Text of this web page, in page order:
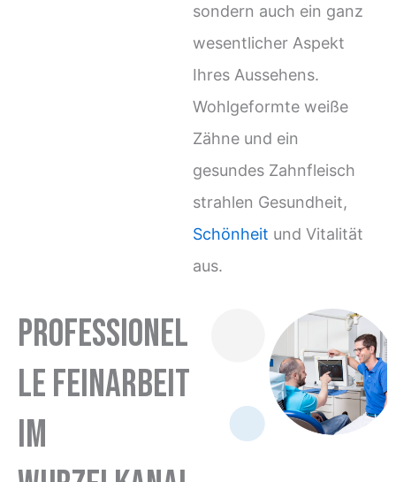
sondern auch ein ganz
wesentlicher Aspekt
Ihres Aussehens.
Wohlgeformte weiße
Zähne und ein
gesundes Zahnfleisch
strahlen Gesundheit,
Schönheit und Vitalität
aus.
Professionel
le Feinarbeit
im